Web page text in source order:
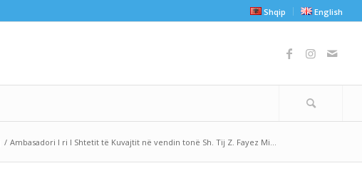
Shqip English
/ Ambasadori I ri I Shtetit të Kuvajtit në vendin tonë Sh. Tij Z. Fayez Mi...